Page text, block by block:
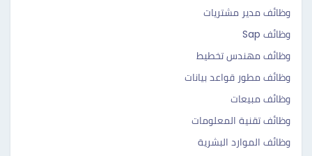
وظائف مدير مشتريات
وظائف Sap
وظائف مهندس تخطيط
وظائف مطور قواعد بيانات
وظائف مبيعات
وظائف تقنية المعلومات
وظائف الموارد البشرية